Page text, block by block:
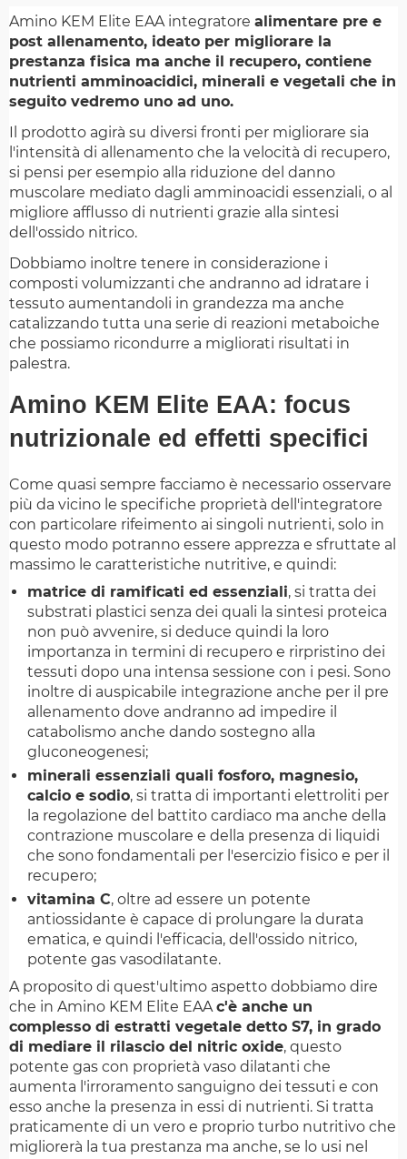
Amino KEM Elite EAA integratore alimentare pre e
post allenamento, ideato per migliorare la
prestanza fisica ma anche il recupero, contiene
nutrienti amminoacidici, minerali e vegetali che in
seguito vedremo uno ad uno.
Il prodotto agirà su diversi fronti per migliorare sia
l'intensità di allenamento che la velocità di recupero,
si pensi per esempio alla riduzione del danno
muscolare mediato dagli amminoacidi essenziali, o al
migliore afflusso di nutrienti grazie alla sintesi
dell'ossido nitrico.
Dobbiamo inoltre tenere in considerazione i
composti volumizzanti che andranno ad idratare i
tessuto aumentandoli in grandezza ma anche
catalizzando tutta una serie di reazioni metaboiche
che possiamo ricondurre a migliorati risultati in
palestra.
Amino KEM Elite EAA: focus
nutrizionale ed effetti specifici
Come quasi sempre facciamo è necessario osservare
più da vicino le specifiche proprietà dell'integratore
con particolare rifeimento ai singoli nutrienti, solo in
questo modo potranno essere apprezza e sfruttate al
massimo le caratteristiche nutritive, e quindi:
matrice di ramificati ed essenziali, si tratta dei
substrati plastici senza dei quali la sintesi proteica
non può avvenire, si deduce quindi la loro
importanza in termini di recupero e rirpristino dei
tessuti dopo una intensa sessione con i pesi. Sono
inoltre di auspicabile integrazione anche per il pre
allenamento dove andranno ad impedire il
catabolismo anche dando sostegno alla
gluconeogenesi;
minerali essenziali quali fosforo, magnesio,
calcio e sodio, si tratta di importanti elettroliti per
la regolazione del battito cardiaco ma anche della
contrazione muscolare e della presenza di liquidi
che sono fondamentali per l'esercizio fisico e per il
recupero;
vitamina C, oltre ad essere un potente
antiossidante è capace di prolungare la durata
ematica, e quindi l'efficacia, dell'ossido nitrico,
potente gas vasodilatante.
A proposito di quest'ultimo aspetto dobbiamo dire
che in Amino KEM Elite EAAc'è anche un
complesso di estratti vegetale detto S7, in grado
di mediare il rilascio del nitric oxide, questo
potente gas con proprietà vaso dilatanti che
aumenta l'irroramento sanguigno dei tessuti e con
esso anche la presenza in essi di nutrienti. Si tratta
praticamente di un vero e proprio turbo nutritivo che
migliorerà la tua prestanza ma anche, se lo usi nel